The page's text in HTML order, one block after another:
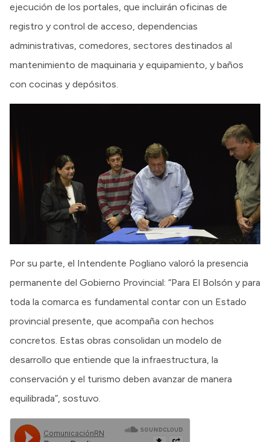
ejecución de los portales, que incluirán oficinas de
registro y control de acceso, dependencias
administrativas, comedores, sectores destinados al
mantenimiento de maquinaria y equipamiento, y baños
con cocinas y depósitos.
Por su parte, el Intendente Pogliano valoró la presencia
permanente del Gobierno Provincial: “Para El Bolsón y para
toda la comarca es fundamental contar con un Estado
provincial presente, que acompaña con hechos
concretos. Estas obras consolidan un modelo de
desarrollo que entiende que la infraestructura, la
conservación y el turismo deben avanzar de manera
equilibrada”, sostuvo.